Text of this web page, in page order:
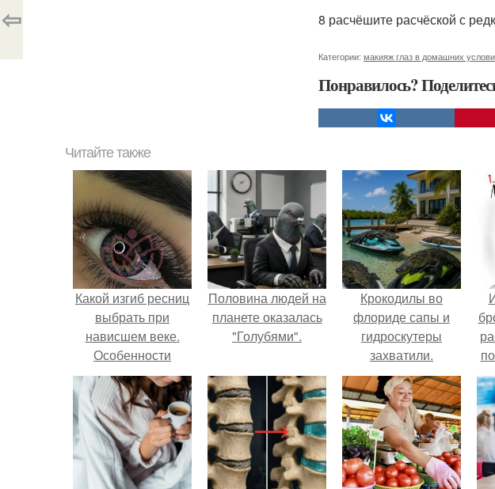
8 расчёшите расчёской с
Категории: макияж глаз в домашних
Понравилось?
⇦
Читайте также
Какой изгиб ресниц
выбрать при
нависшем веке.
Особенности
наращивания
ресниц на
нависшее веко
Половина людей на
планете оказалась
"Голубями".
Крокодилы во
флориде сапы и
гидроскутеры
захватили.